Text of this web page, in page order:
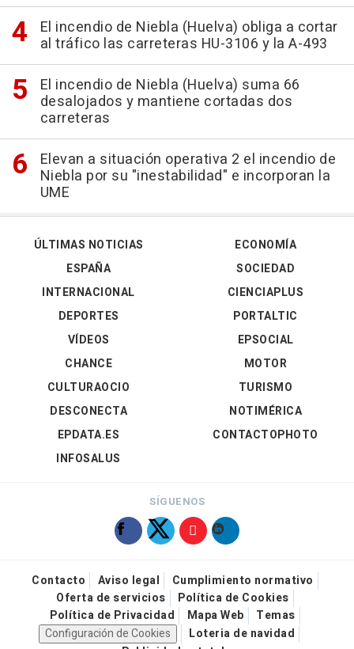
El incendio de Niebla (Huelva) obliga a cortar
al tráfico las carreteras HU-3106 y la A-493
El incendio de Niebla (Huelva) suma 66
desalojados y mantiene cortadas dos
carreteras
Elevan a situación operativa 2 el incendio de
Niebla por su "inestabilidad" e incorporan la
UME
ÚLTIMAS NOTICIAS
ESPAÑA
INTERNACIONAL
DEPORTES
VÍDEOS
ECONOMÍA
SOCIEDAD
CIENCIAPLUS
PORTALTIC
EPSOCIAL
CHANCE
CULTURAOCIO
DESCONECTA
EPDATA.ES
INFOSALUS
MOTOR
TURISMO
NOTIMÉRICA
CONTACTOPHOTO
SÍGUENOS
Contacto Aviso legal
Cumplimiento normativo
Oferta de servicios
Política de Cookies
Política de Privacidad
Mapa Web
Temas
Configuración de Cookies
Loteria de navidad